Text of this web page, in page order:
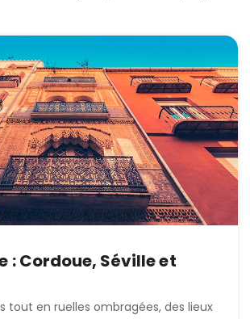
: Cordoue, Séville et
tout en ruelles ombragées, des lieux